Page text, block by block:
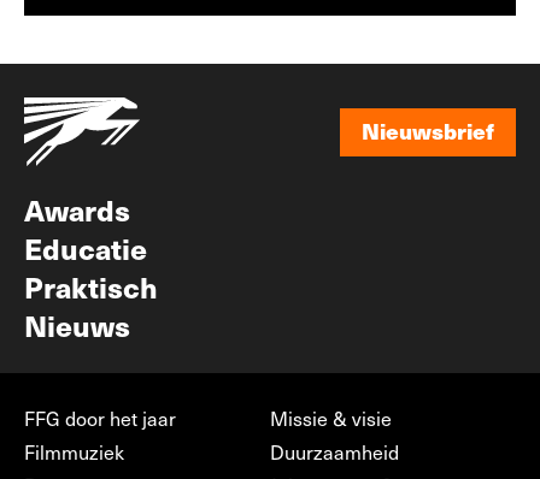
Nieuwsbrief
Awards
Educatie
Praktisch
Nieuws
FFG door het jaar
Filmmuziek
Missie & visie
Duurzaamheid